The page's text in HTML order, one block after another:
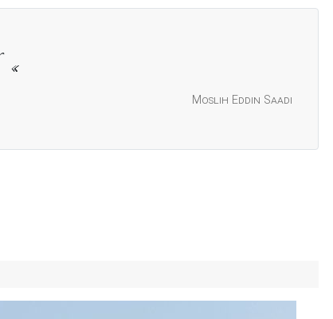
Moslih Eddin Saadi